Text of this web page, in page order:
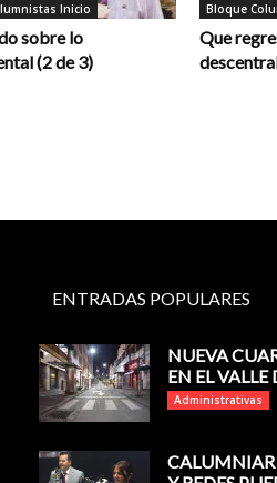
Inicio
sobre lo
(2 de 3)
Bloque
Que
ENTRADAS POPULARES
NUEVA
EN EL VALLE
Administrativas
CALUMNIAR